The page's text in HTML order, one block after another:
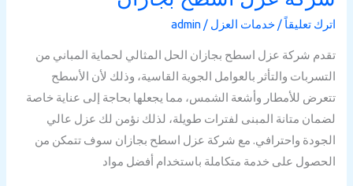
اترك تعليقاً /خدمات العزل /
admin
تقدم شركة عزل اسطح بجازان الحل المثالي لحماية المباني من
التسربات والتأثر بالعوامل الجوية القاسية، وذلك لأن الأسطح
تتعرض للأمطار وأشعة الشمس، مما يجعلها بحاجة إلى عناية خاصة
لضمان متانة المبنى لفترات طويلة، لذلك نؤمن لك عزل عالي
الجودة واحترافي. مع شركة عزل اسطح بجازان سوف تتمكن من
الحصول على خدمة متكاملة باستخدام أفضل مواد